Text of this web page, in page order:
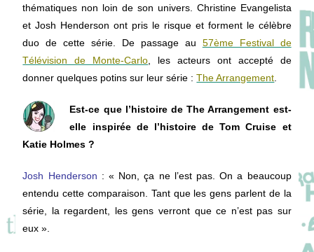
thématiques non loin de son univers. Christine Evangelista
et Josh Henderson ont pris le risque et forment le célèbre
duo de cette série. De passage au 57ème Festival de
Télévision de Monte-Carlo , les acteurs ont accepté de
donner quelques potins sur leur série :The Arrangement
Est-ce que l’histoire de The Arrangement est-
elle inspirée de l’histoire de Tom Cruise et
Katie Holmes ?
Josh Henderson : « Non, ça ne l’est pas. On a beaucoup
entendu cette comparaison. Tant que les gens parlent de la
série, la regardent, les gens verront que ce n’est pas sur
eux ».